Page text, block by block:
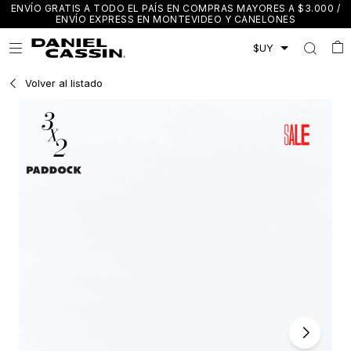
ENVÍO GRATIS A TODO EL PAÍS EN COMPRAS MAYORES A $3.000 /
ENVÍO EXPRESS EN MONTEVIDEO Y CANELONES

Volver al listado